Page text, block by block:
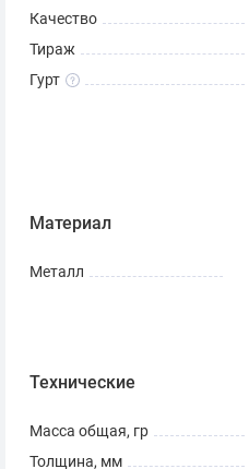
Качество
Тираж
Гурт
Материал
Металл
Технические
Масса общая, гр
Толщина, мм